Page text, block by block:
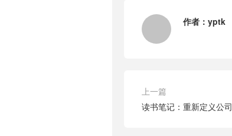
作者： yptk
上一篇
读书笔记：重新定义公司